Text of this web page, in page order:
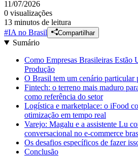
11/07/2026
0 visualizações
13 minutos de leitura
#IA no Brasil Compartilhar
Sumário
Como Empresas Brasileiras Estão
Produção
O Brasil tem um cenário particular
Fintech: o terreno mais maduro
como referência do setor
Logística e marketplace: o iFood
otimização em tempo real
Varejo: Magalu e a assistente Lu
conversacional no e-commerce
Os desafios específicos de fazer
Conclusão